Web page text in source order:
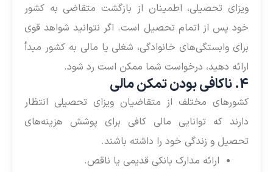
ویزای تحصیلی، اطمینان از بازگشت متقاضی به کشور
خود پس از اتمام تحصیل است. اگر نتوانید شواهد قوی
برای وابستگی‌های خانوادگی، شغلی یا مالی به کشور مبدأ
ارائه دهید، درخواست شما ممکن است رد شود.
4. ناکافی بودن تمکن مالی
کشورهای مختلف از متقاضیان ویزای تحصیلی انتظار
دارند که توانایی مالی کافی برای پوشش هزینه‌های
تحصیل و زندگی خود را داشته باشند.
ارائه مدارک بانکی قدیمی یا ناقص.